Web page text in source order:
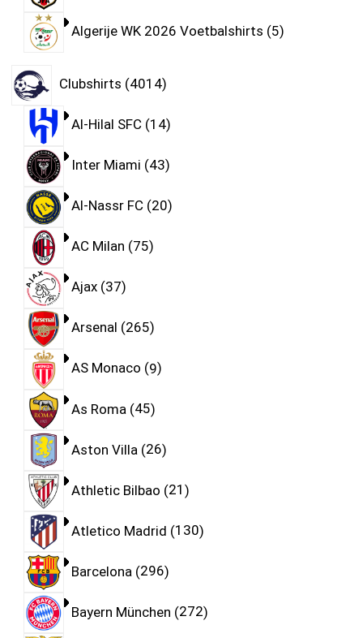
Algerije WK 2026 Voetbalshirts 5
Clubshirts 4014
Al-Hilal SFC 14
Inter Miami 43
Al-Nassr FC 20
AC Milan 75
Ajax 37
Arsenal 265
AS Monaco 9
As Roma 45
Aston Villa 26
Athletic Bilbao 21
Atletico Madrid 130
Barcelona 296
Bayern München 272